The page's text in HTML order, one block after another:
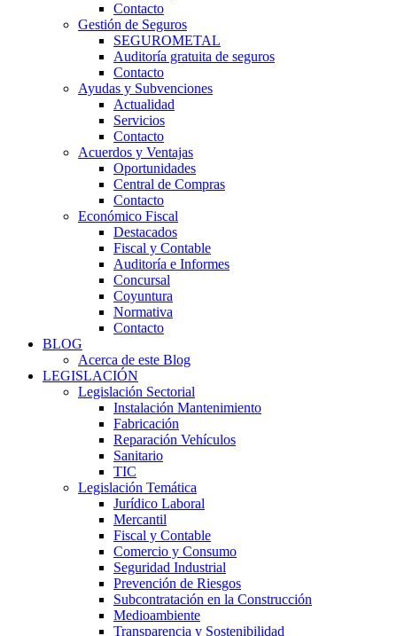
Contacto
Gestión de Seguros
SEGUROMETAL
Auditoría gratuita de seguros
Contacto
Ayudas y Subvenciones
Actualidad
Servicios
Contacto
Acuerdos y Ventajas
Oportunidades
Central de Compras
Contacto
Económico Fiscal
Destacados
Fiscal y Contable
Auditoría e Informes
Concursal
Coyuntura
Normativa
Contacto
BLOG
Acerca de este Blog
LEGISLACIÓN
Legislación Sectorial
Instalación Mantenimiento
Fabricación
Reparación Vehículos
Sanitario
TIC
Legislación Temática
Jurídico Laboral
Mercantil
Fiscal y Contable
Comercio y Consumo
Seguridad Industrial
Prevención de Riesgos
Subcontratación en la Construcción
Medioambiente
Transparencia y Sostenibilidad